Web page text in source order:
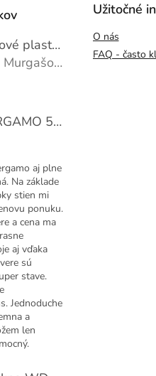
Jednokrídlové plastové okno WDS 600x1000
je 5 z 5 hviezdičiek.
Andrea Murgašová
Dvere BERGAMO 50 presklené bezfalcové EXTRA
je 5 z 5 hviezdičiek.
aj plne
Na základe
stien mi
ponuku.
a cena ma
aj vďaka
sú
stave.
Jednoduche
a
len
Užitočné
O nás
FAQ - často